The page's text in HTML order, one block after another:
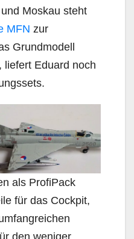
Moskau steht
MFN zur
Grundmodell
liefert Eduard noch
als ProfiPack
für das Cockpit,